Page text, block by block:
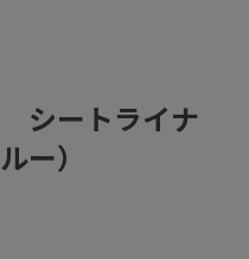
シートライナ
ー）